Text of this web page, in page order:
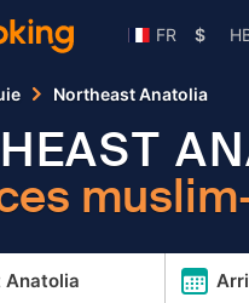
FR $
Northeast Anatolia
Anatolia